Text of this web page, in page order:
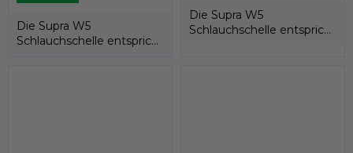
Die Supra W5
Schlauchschelle entspricht
Die Supra W5
Schlauchschelle entspricht